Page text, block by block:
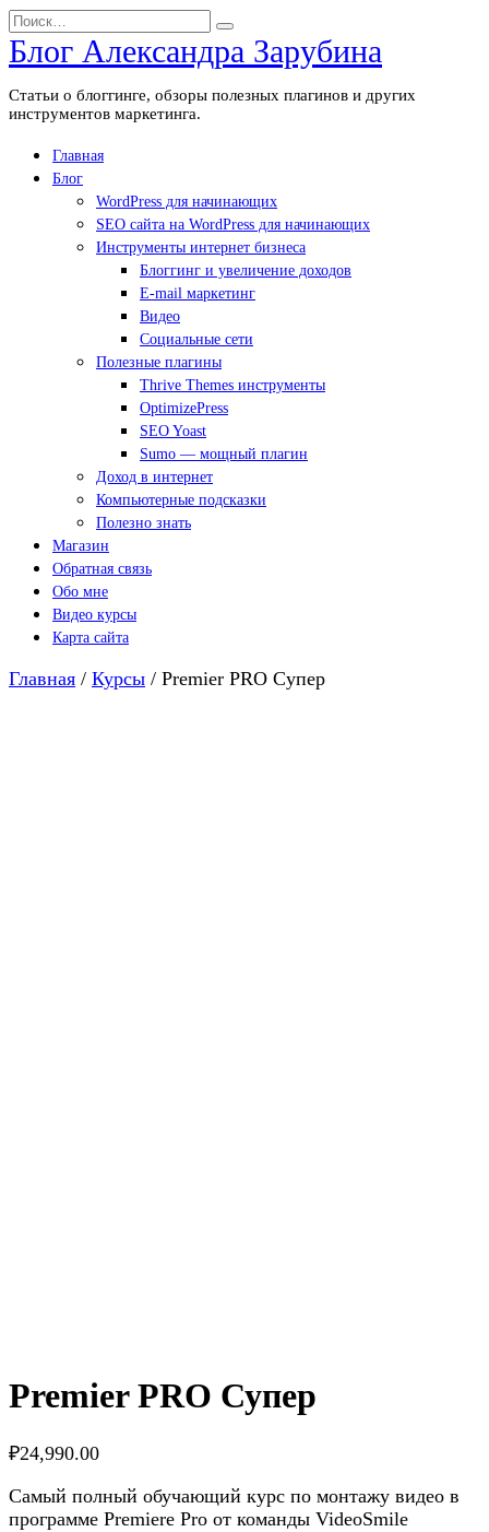
Перейти
к
содержанию
Search
for:
Блог Александра Зарубина
Статьи о блоггинге, обзоры полезных плагинов и других
инструментов маркетинга.
Главная
Блог
WordPress для начинающих
SEO сайта на WordPress для начинающих
Инструменты интернет бизнеса
Блоггинг и увеличение доходов
E-mail маркетинг
Видео
Социальные сети
Полезные плагины
Thrive Themes инструменты
OptimizePress
SEO Yoast
Sumo — мощный плагин
Доход в интернет
Компьютерные подсказки
Полезно знать
Магазин
Обратная связь
Обо мне
Видео курсы
Карта сайта
Главная / Курсы / Premier PRO Супер
Premier PRO Супер
₽24,990.00
Самый полный обучающий курс по монтажу видео в
программе Premiere Pro от команды VideoSmile